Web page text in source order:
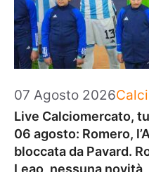
07 Agosto 2026
Live Calciomercato,
06 agosto: Romero,
bloccata da Pavard.
Leao, nessuna novità